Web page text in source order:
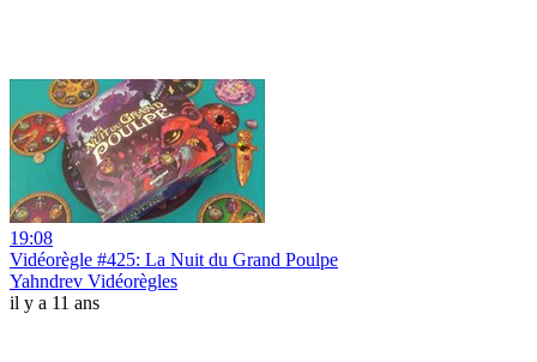
19:08
Vidéorègle #425: La Nuit du Grand Poulpe
Yahndrev Vidéorègles
il y a 11 ans